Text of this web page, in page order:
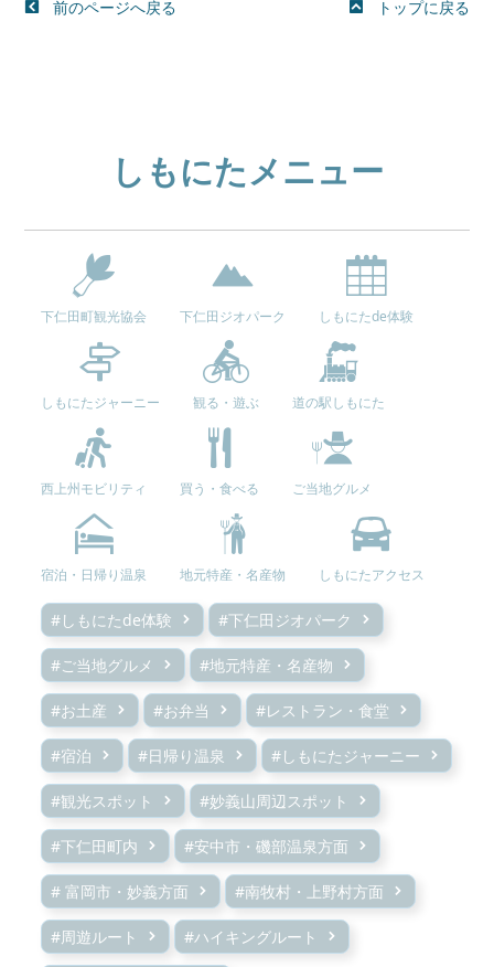
前のページへ戻る トップに戻る
しもにたメニュー
下仁田町観光協会 下仁田ジオパーク しもにたde体験
しもにたジャーニー 観る・遊ぶ 道の駅しもにた
西上州モビリティ 買う・食べる ご当地グルメ
宿泊・日帰り温泉 地元特産・名産物 しもにたアクセス
#しもにたde体験 #下仁田ジオパーク
#ご当地グルメ #地元特産・名産物
#お土産 #お弁当 #レストラン・食堂
#宿泊 #日帰り温泉 #しもにたジャーニー
#観光スポット #妙義山周辺スポット
#下仁田町内 #安中市・磯部温泉方面
# 富岡市・妙義方面 #南牧村・上野村方面
#周遊ルート #ハイキングルート